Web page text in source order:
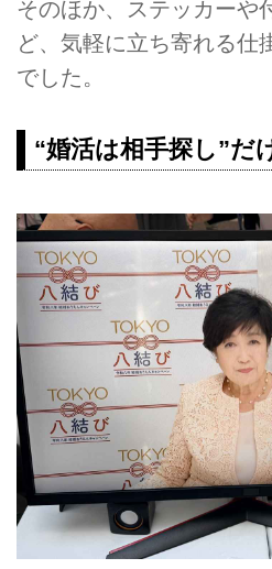
そのほか、ステッカーや
ど、気軽に立ち寄れる仕
でした。
“婚活は相手探し”だ